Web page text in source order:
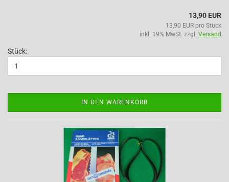
13,90 EUR
13,90 EUR pro Stück
inkl. 19% MwSt. zzgl. Versand
Stück:
IN DEN WARENKORB